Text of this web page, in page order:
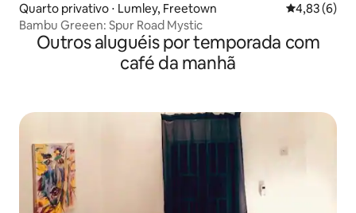
Quarto privativo ⋅ Lumley, Freetown 4,83 de uma
4,83 (6)
Bambu Greeen: Spur Road Mystic
Outros aluguéis por temporada com
café da manhã